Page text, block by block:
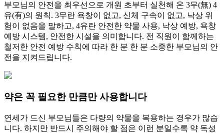
부모님의 안전을 최우선으로 개원 초부터 실천해 온 3무(無) 4
유(有)의 원칙. 3무란 욕창이 없고, 신체 구속이 없고, 낙상 위
험이 없음을 말하고, 4유란 안전한 약물 사용, 낙상 예방, 욕창
예방 시스템, 안전한 시설을 의미합니다. 전 직원이 함께하는
철저한 안전 예방 수칙에 따라 한 분 한 분 소중한 부모님의 안
전을 지켜드립니다.
약은 꼭 필요한 만큼만 사용합니다
연세가 드신 부모님들은 다량의 약물을 복용하는 경우가 많습
니다. 하지만 반드시 주의해야 할 점은 이런 분일수록 약 독성